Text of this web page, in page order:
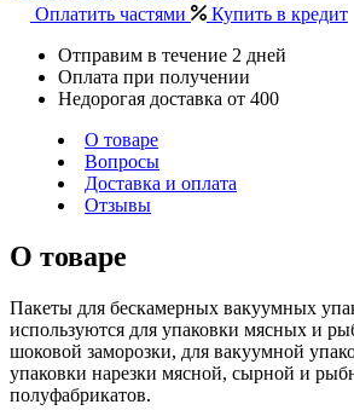
Оплатить частями
Купить в кредит
Отправим в течение 2 дней
Оплата при получении
Недорогая доставка от 400
О товаре
Вопросы
Доставка и оплата
Отзывы
О товаре
Пакеты для бескамерных вакуумных
используются для упаковки мясных и
шоковой заморозки, для вакуумной
упаковки нарезки мясной, сырной и
полуфабрикатов.